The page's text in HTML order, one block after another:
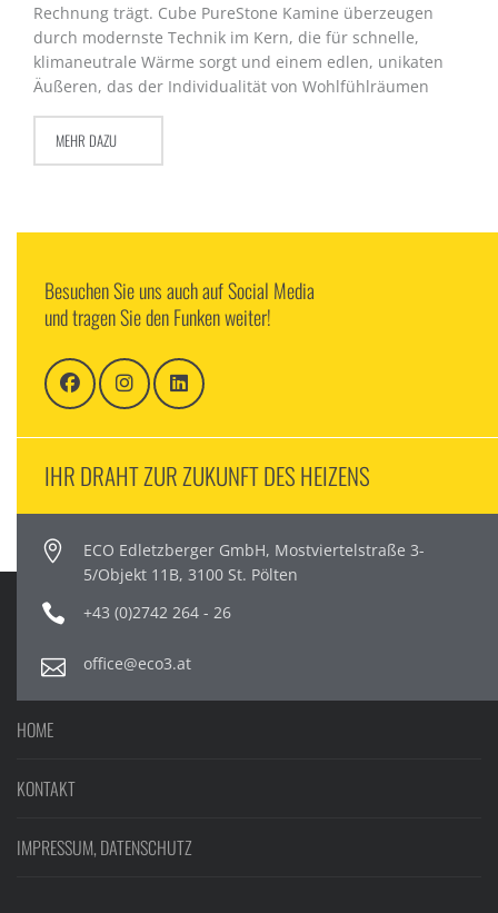
Rechnung trägt. Cube PureStone Kamine überzeugen
durch modernste Technik im Kern, die für schnelle,
klimaneutrale Wärme sorgt und einem edlen, unikaten
Äußeren, das der Individualität von Wohlfühlräumen
MEHR DAZU
Besuchen Sie uns auch auf Social Media
und tragen Sie den Funken weiter!
IHR DRAHT ZUR ZUKUNFT DES HEIZENS
ECO Edletzberger GmbH, Mostviertelstraße 3-
5/Objekt 11B, 3100 St. Pölten
+43 (0)2742 264 - 26
office@eco3.at
HOME
KONTAKT
IMPRESSUM, DATENSCHUTZ